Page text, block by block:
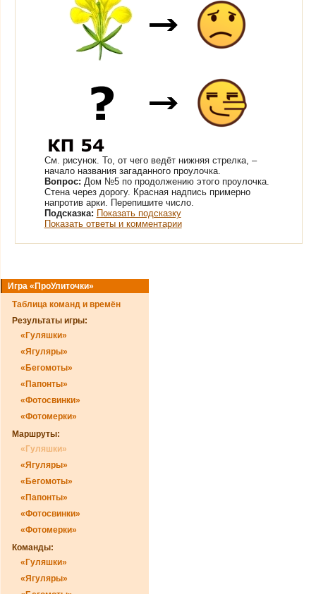
См. рисунок. То, от чего ведёт нижняя стрелка, –
начало названия загаданного проулочка.
Вопрос: Дом №5 по продолжению этого проулочка.
Стена через дорогу. Красная надпись примерно
напротив арки. Перепишите число.
Подсказка: Показать подсказку
Показать ответы и комментарии
Игра «ПроУлиточки»
Таблица команд и времён
Результаты игры:
«Гуляшки»
«Ягуляры»
«Бегомоты»
«Папонты»
«Фотосвинки»
«Фотомерки»
Маршруты:
«Гуляшки»
«Ягуляры»
«Бегомоты»
«Папонты»
«Фотосвинки»
«Фотомерки»
Команды:
«Гуляшки»
«Ягуляры»